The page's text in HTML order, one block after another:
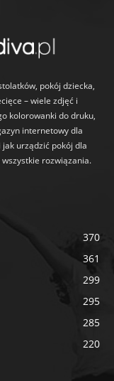
pokój dziecka,
– wiele zdjęć i
kolorowanki do druku,
internetowy dla
urządzić pokój dla
rozwiązania.
370
361
299
295
285
220